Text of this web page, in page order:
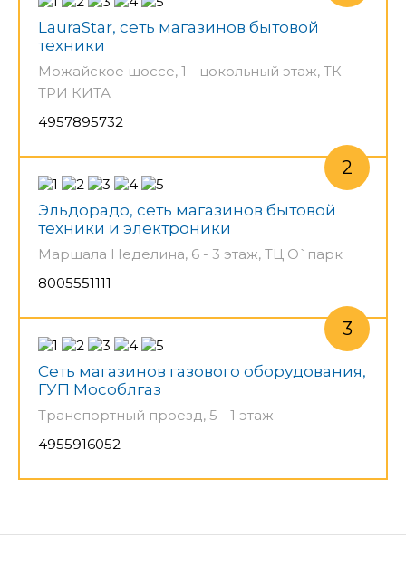
LauraStar, сеть магазинов бытовой
техники
Можайское шоссе, 1 - цокольный этаж, ТК
ТРИ КИТА
4957895732
Эльдорадо, сеть магазинов бытовой
техники и электроники
Маршала Неделина, 6 - 3 этаж, ТЦ О`парк
8005551111
Сеть магазинов газового оборудования,
ГУП Мособлгаз
Транспортный проезд, 5 - 1 этаж
4955916052